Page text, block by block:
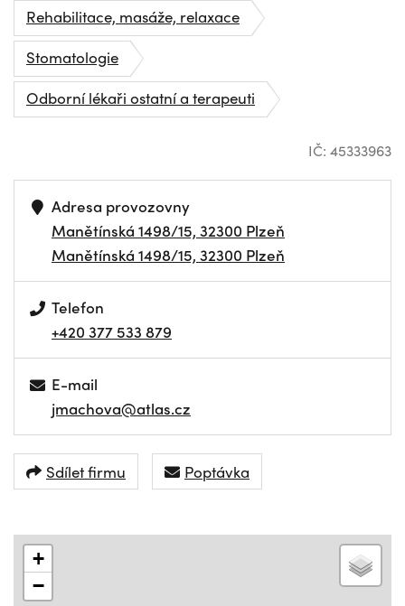
Rehabilitace, masáže, relaxace
Stomatologie
Odborní lékaři ostatní a terapeuti
IČ: 45333963
Adresa provozovny
Manětínská 1498/15, 32300 Plzeň
Manětínská 1498/15, 32300 Plzeň
Telefon
+420 377 533 879
E-mail
jmachova@atlas.cz
Sdílet firmu Poptávka
+
−